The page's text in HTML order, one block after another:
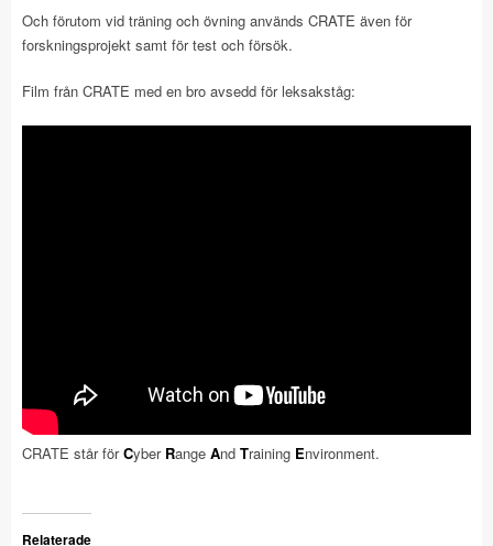
Och förutom vid träning och övning används CRATE även för
forskningsprojekt samt för test och försök.
Film från CRATE med en bro avsedd för leksakståg:
CRATE står förCyber Range And Training Environment.
Relaterade